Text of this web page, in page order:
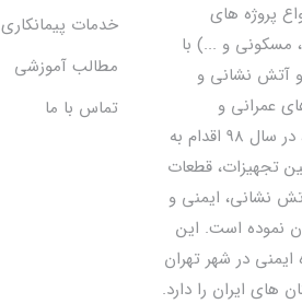
پروژه های
مسکونی و ...) با
آتش نشانی و
عمرانی و
ساختمان های در حال بهره برداری، در سال 98 اقدام به
تجهیزات، قطعات
نشانی، ایمنی و
نموده است. این
ایمنی در شهر تهران
های ایران را دارد.
خدمات پیمانکاری
مطالب آموزشی
تماس با ما